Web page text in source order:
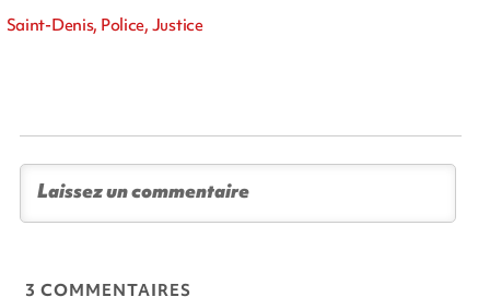
Saint-Denis, Police, Justice
3 COMMENTAIRES